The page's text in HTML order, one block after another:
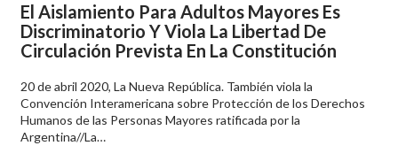
El Aislamiento Para Adultos Mayores Es
Discriminatorio Y Viola La Libertad De
Circulación Prevista En La Constitución
20 de abril 2020, La Nueva República. También viola la
Convención Interamericana sobre Protección de los Derechos
Humanos de las Personas Mayores ratificada por la
Argentina//La…